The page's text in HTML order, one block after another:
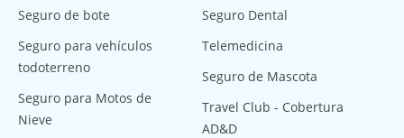
Seguro de bote
Seguro para vehículos
todoterreno
Seguro para Motos de
Nieve
Seguro Dental
Telemedicina
Seguro de Mascota
Travel Club - Cobertura
AD&D